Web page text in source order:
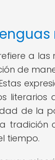
a las
de
de la
tradición
tiempo.